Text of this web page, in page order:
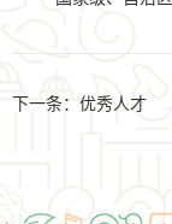
下一条： 优秀人才